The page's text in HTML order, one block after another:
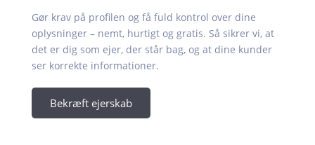
Gør krav på profilen og få fuld kontrol over dine
oplysninger – nemt, hurtigt og gratis. Så sikrer vi, at
det er dig som ejer, der står bag, og at dine kunder
ser korrekte informationer.
Bekræft ejerskab